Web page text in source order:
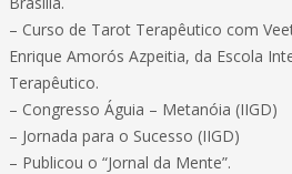
– Curso de Tarot Terapêutico com
Enrique Amorós Azpeitia, da Escola
Terapêutico.
– Congresso Águia – Metanóia (IIGD)
– Jornada para o Sucesso (IIGD)
– Publicou o “Jornal da Mente”.